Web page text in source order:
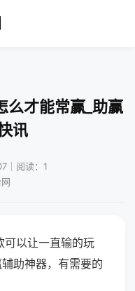
么才能常赢_助赢
讯
｜阅读：1
可以让一直输的玩
助神器，有需要的